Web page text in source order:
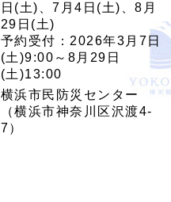
日(土)、7月4日(土)、8月
29日(土)
予約受付：2026年3月7日
(土)9:00～8月29日
(土)13:00
横浜市民防災センター
（横浜市神奈川区沢渡4-
7）